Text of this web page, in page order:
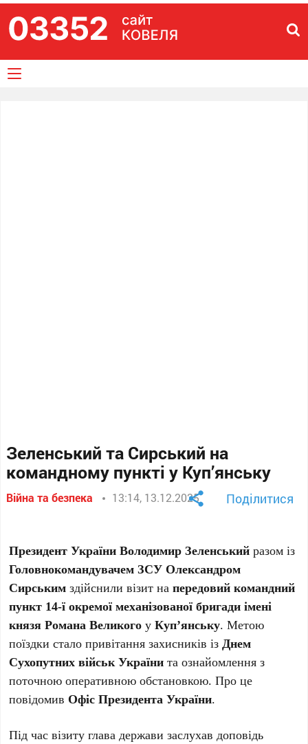
Зеленський та Сирський на
командному пункті у Куп’янську
Війна та безпека 13:14, 13.12.2025 Поділитися
Президент України Володимир Зеленський разом із
Головнокомандувачем ЗСУ Олександром
Сирським здійснили візит напередовий командний
пункт 14-ї окремої механізованої бригади імені
князя Романа Великого уКупʼянську. Метою
поїздки стало привітання захисників ізДнем
Сухопутних військ України та ознайомлення з
поточною оперативною обстановкою. Про це
повідомив Офіс Президента України.
Під час візиту глава держави заслухав доповідь